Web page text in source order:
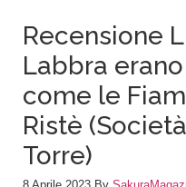
Recensione
Labbra
come le
Ristè
Torre)